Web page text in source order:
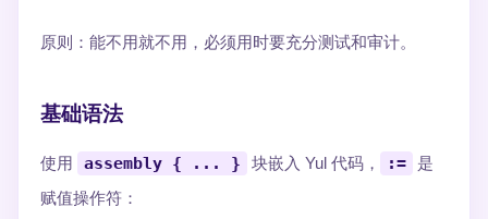
原则：能不用就不用，必须用时要充分测试和审计。
基础语法
使用 assembly { ... } 块嵌入 Yul 代码， :=
是
赋值操作符：